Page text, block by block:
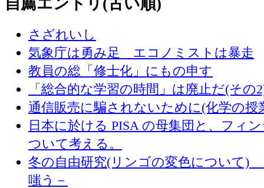
自薦エントリ(古い順)
さざれいし
気象庁は勇み足 エコノミストは暴走
教員の総「修士化」にもの申す
「総合的な学習の時間」は廃止だ(その
通信販売に騙されないために(化学の授
日本に於ける PISA の母集団と、フィ
ついて考える。
冬の自由研究(リンゴの変色について)
嗤う－